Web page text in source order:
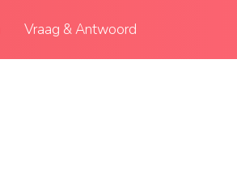
Vraag & Antwoord